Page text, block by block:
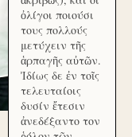
ὀλίγοι ποιούσι
τους πολλούς
μετύχειν τῆς
ἁρπαγῆς αὐτῶν.
Ἰδίως δε ἐν τοῖς
τελευταίοις
δυσίν ἔτεσιν
ἀνεδέξαντο τον